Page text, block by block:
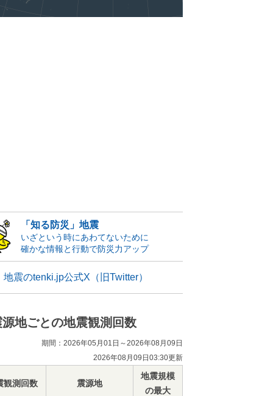
「知る防災」地震
いざという時にあわてないために
確かな情報と行動で防災力アップ
地震のtenki.jp公式X（旧Twitter）
源地ごとの地震観測回数
期間：2026年05月01日～2026年08月09日
2026年08月09日03:30更新
観測回数 震源地
地震規模
の最大